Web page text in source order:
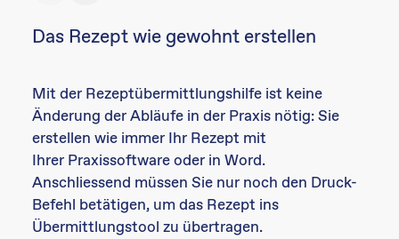
Das Rezept wie gewohnt erstellen
Mit der Rezeptübermittlungshilfe ist keine
Änderung der Abläufe in der Praxis nötig: Sie
erstellen wie immer Ihr Rezept mit
Ihrer Praxissoftware oder in Word.
Anschliessend müssen Sie nur noch den Druck-
Befehl betätigen, um das Rezept ins
Übermittlungstool zu übertragen.